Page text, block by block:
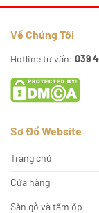
Về Chúng Tôi
Hotline tư vấn: 039
Sơ Đồ Website
Trang chủ
Cửa hàng
Sàn gỗ và tấm ốp